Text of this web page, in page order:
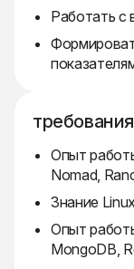
Работать с
требования
Опыт
Nomad,
Знание
Опыт
MongoDB,